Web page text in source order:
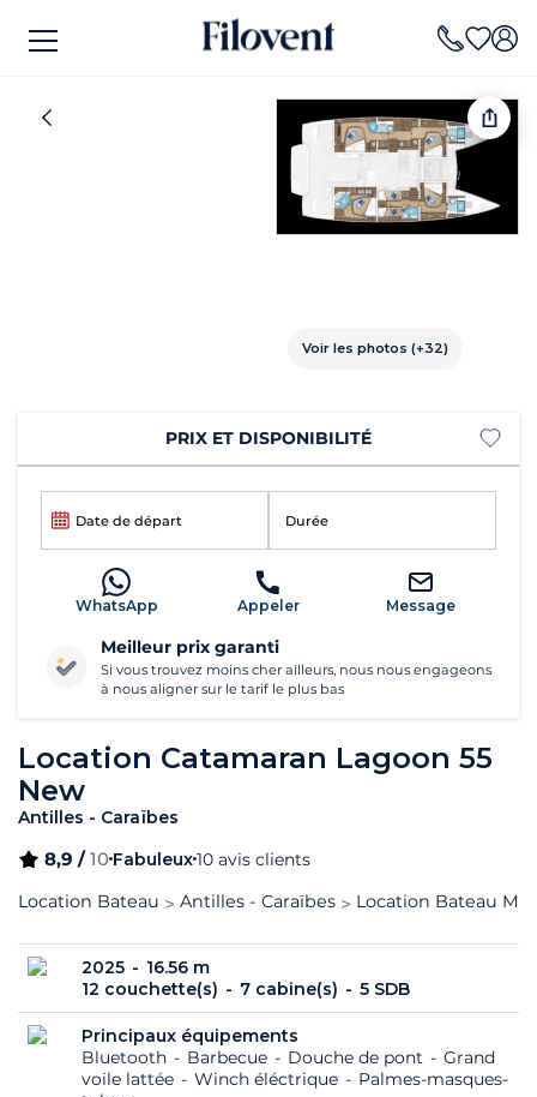
Voir les photos (+32)
Location Catamaran Lagoon 55
New
Antilles - Caraïbes
8,9 /10 Fabuleux10 avis clients
Location Bateau
Antilles - Caraïbes Location Bateau
2025
16.56 m
12 couchette(s)
7 cabine(s) 5 SDB
Principaux équipements
Bluetooth
Barbecue Douche de pont
Grand
voile lattée
Winch éléctrique
Palmes-masques-
PRIX ET DISPONIBILITÉ
Date de départ Durée
WhatsApp Appeler Message
Meilleur prix garanti
Si vous trouvez moins cher ailleurs, nous nous engageons
à nous aligner sur le tarif le plus bas